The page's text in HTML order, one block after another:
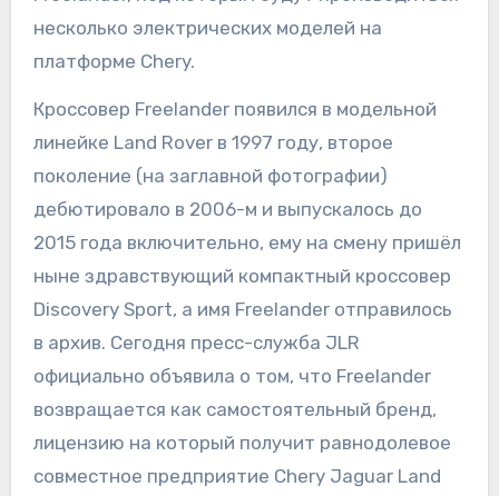
несколько электрических моделей на
платформе Chery.
Кроссовер Freelander появился в модельной
линейке Land Rover в 1997 году, второе
поколение (на заглавной фотографии)
дебютировало в 2006-м и выпускалось до
2015 года включительно, ему на смену пришёл
ныне здравствующий компактный кроссовер
Discovery Sport, а имя Freelander отправилось
в архив. Сегодня пресс-служба JLR
официально объявила о том, что Freelander
возвращается как самостоятельный бренд,
лицензию на который получит равнодолевое
совместное предприятие Chery Jaguar Land